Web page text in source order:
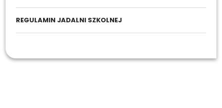
REGULAMIN JADALNI SZKOLNEJ